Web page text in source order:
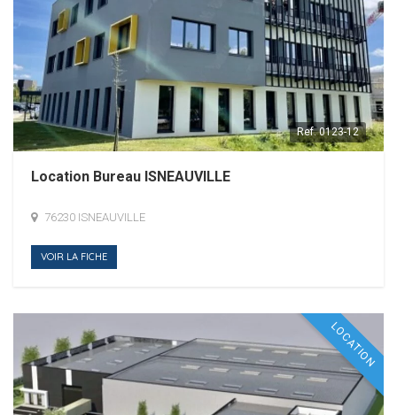
Ref. 0123-12
Location Bureau ISNEAUVILLE
76230 ISNEAUVILLE
VOIR LA FICHE
LOCATION